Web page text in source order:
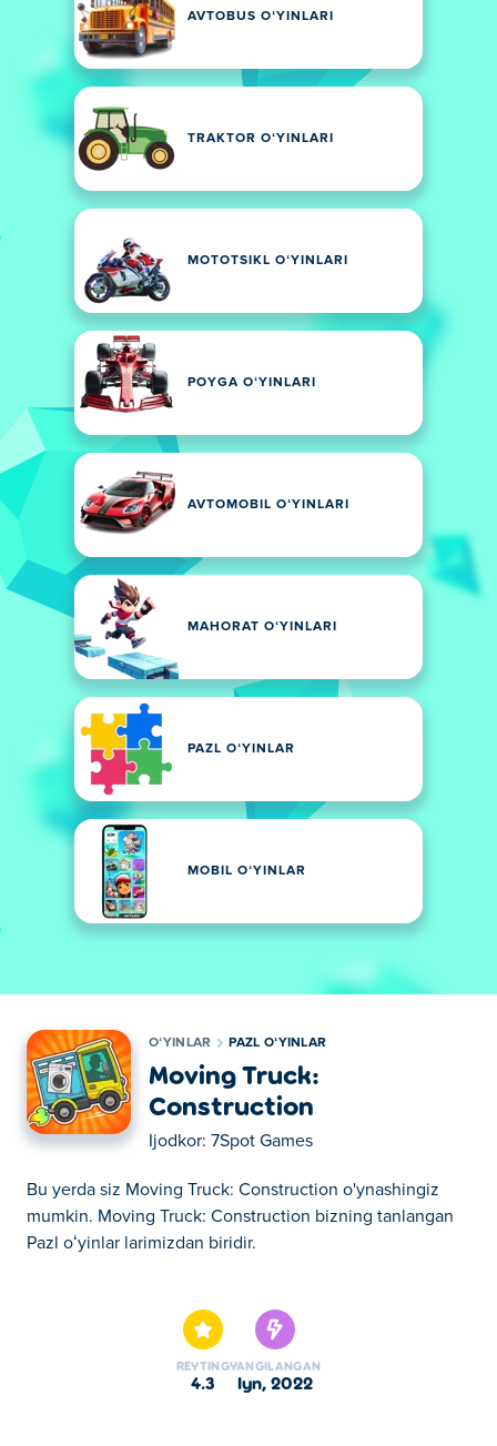
AVTOBUS OʻYINLARI
TRAKTOR OʻYINLARI
MOTOTSIKL OʻYINLARI
POYGA OʻYINLARI
AVTOMOBIL OʻYINLARI
MAHORAT OʻYINLARI
PAZL OʻYINLAR
MOBIL OʻYINLAR
OʻYINLAR PAZL OʻYINLAR
Moving Truck:
Construction
Ijodkor: 7Spot Games
Bu yerda siz Moving Truck: Construction o'ynashingiz
mumkin. Moving Truck: Construction bizning tanlangan
Pazl oʻyinlar larimizdan biridir.
Pazl oʻyinlar larimizdan biridir.
REYTING
4.3
YANGILANGAN
iyn, 2022